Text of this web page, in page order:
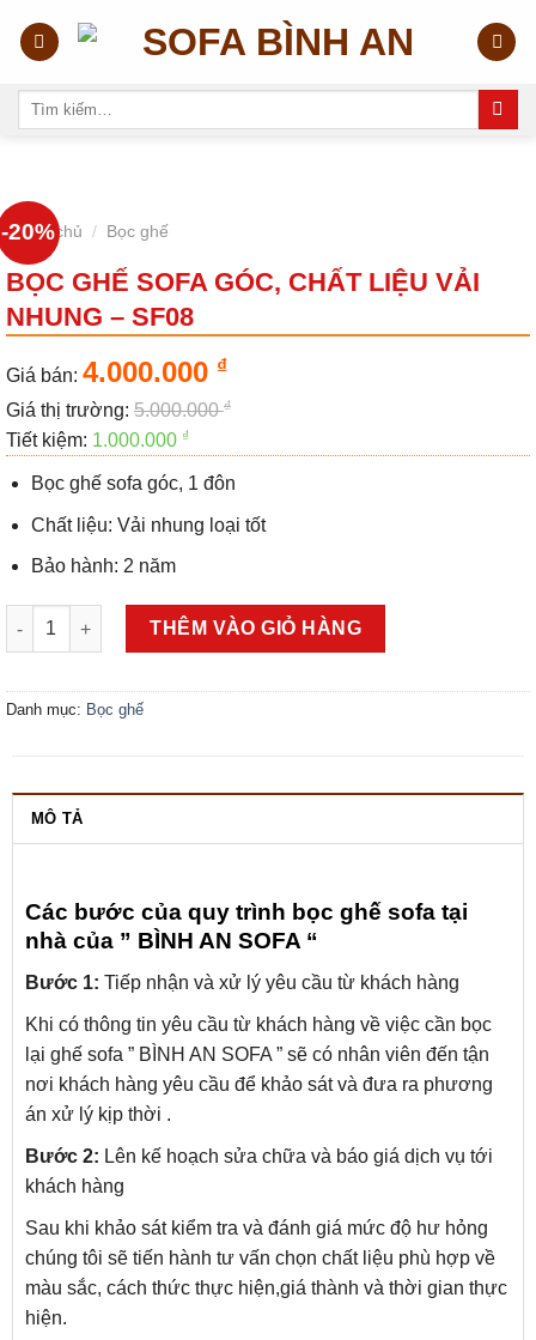
Tìm
-20%
Trang chủ / Bọc ghế
BỌC GHẾ SOFA GÓC, CHẤT LIỆU VẢI
NHUNG – SF08
Giá bán: 4.000.000 ₫
Giá thị trường: 5.000.000₫
Tiết kiệm: 1.000.000 ₫
Bọc ghế sofa góc, 1 đôn
Chất liệu: Vải nhung loại tốt
Bảo hành: 2 năm
Bọc ghế sofa góc, chất liệu vải nhung - SF08 số lượng
THÊM VÀO GIỎ HÀNG
Danh mục: Bọc ghế
MÔ TẢ
Các bước của quy trình bọc ghế sofa tại
nhà của ” BÌNH AN SOFA “
Bước 1: Tiếp nhận và xử lý yêu cầu từ khách hàng
Khi có thông tin yêu cầu từ khách hàng về việc cần bọc
lại ghế sofa ” BÌNH AN SOFA ” sẽ có nhân viên đến tận
nơi khách hàng yêu cầu để khảo sát và đưa ra phương
án xử lý kịp thời .
Bước 2: Lên kế hoạch sửa chữa và báo giá dịch vụ tới
khách hàng
Sau khi khảo sát kiểm tra và đánh giá mức độ hư hỏng
chúng tôi sẽ tiến hành tư vấn chọn chất liệu phù hợp về
màu sắc, cách thức thực hiện,giá thành và thời gian thực
hiện.